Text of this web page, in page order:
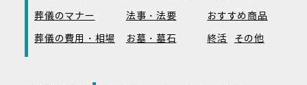
葬儀のマナー
法事・法要
おすすめ商品
葬儀の費用・相場
お墓・墓石 終活 その他